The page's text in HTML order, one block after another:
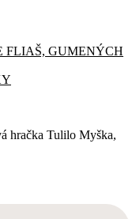
FLIAŠ, GUMENÝCH
hračka Tulilo Myška,